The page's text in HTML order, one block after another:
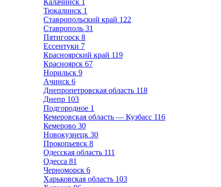
Калачинск 1
Тюкалинск 1
Ставропольский край 122
Ставрополь 31
Пятигорск 8
Ессентуки 7
Красноярский край 119
Красноярск 67
Норильск 9
Ачинск 6
Днепропетровская область 118
Днепр 103
Подгородное 1
Кемеровская область — Кузбасс 116
Кемерово 30
Новокузнецк 30
Прокопьевск 8
Одесская область 111
Одесса 81
Черноморск 6
Харьковская область 103